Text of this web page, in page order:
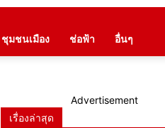
ชุมชนเมือง ช่อฟ้า อื่นๆ
Advertisement
เรื่องล่าสุด